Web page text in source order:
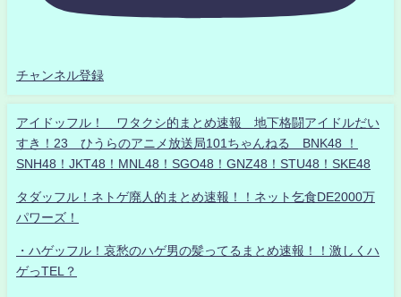
チャンネル登録
アイドッフル！ ワタクシ的まとめ速報 地下格闘アイドルだい
すき！23 ひうらのアニメ放送局101ちゃんねる BNK48 ！
SNH48！JKT48！MNL48！SGO48！GNZ48！STU48！SKE48
タダッフル！ネトゲ廃人的まとめ速報！！ネット乞食DE2000万
パワーズ！
・ハゲッフル！哀愁のハゲ男の髪ってるまとめ速報！！激しくハ
ゲっTEL？